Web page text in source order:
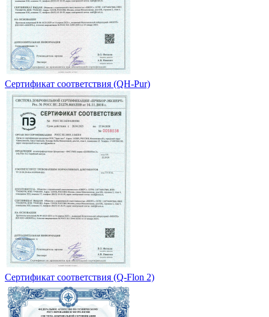
Сертификат соответствия (QH-Pur)
Сертификат соответствия (Q-Flon 2)